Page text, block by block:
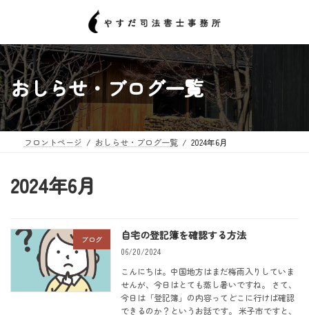
ン
ツ
へ
ス
キ
ッ
プ
ー
シ
ョ
ン
に
移
動
おしらせ・ブログ一覧
フロントページ おしらせ・ブログ一覧 2024年6月
2024年6月
ブログ 自宅の登記簿を確認する方法
06/20/2024
こんにちは。中国地方はまだ梅雨入りしていま
せんが、今日はとても蒸し暑いですね。 さて、
今日は「登記簿」の内容ってどこに行けば確認
できるのか？というお話です。 米子市ですと、